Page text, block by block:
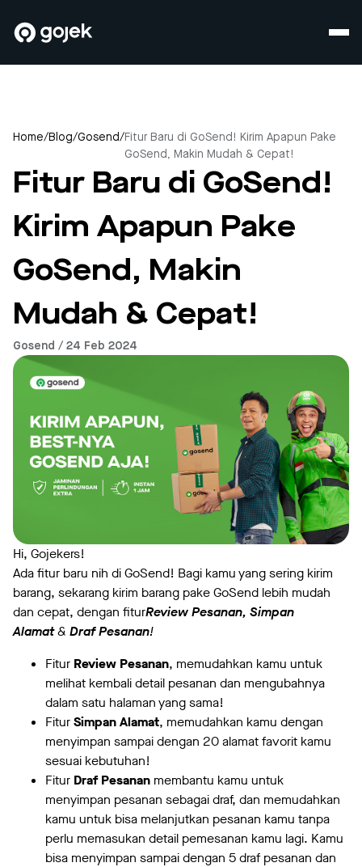
Home/Blog/Gosend/Fitur Baru di GoSend! Kirim Apapun Pake
GoSend, Makin Mudah & Cepat!
Fitur Baru di GoSend!
Kirim Apapun Pake
GoSend, Makin
Mudah & Cepat!
Gosend / 24 Feb 2024
Hi, Gojekers!
Ada fitur baru nih di GoSend! Bagi kamu yang sering kirim
barang, sekarang kirim barang pake GoSend lebih mudah
dan cepat, dengan fiturReview Pesanan, Simpan
Alamat& Draf Pesanan!
Fitur Review Pesanan, memudahkan kamu untuk
melihat kembali detail pesanan dan mengubahnya
dalam satu halaman yang sama!
FiturSimpan Alamat, memudahkan kamu dengan
menyimpan sampai dengan 20 alamat favorit kamu
sesuai kebutuhan!
Fitur Draf Pesanan membantu kamu untuk
menyimpan pesanan sebagai draf, dan memudahkan
kamu untuk bisa melanjutkan pesanan kamu tanpa
perlu memasukan detail pemesanan kamu lagi. Kamu
bisa menyimpan sampai dengan 5 draf pesanan dan